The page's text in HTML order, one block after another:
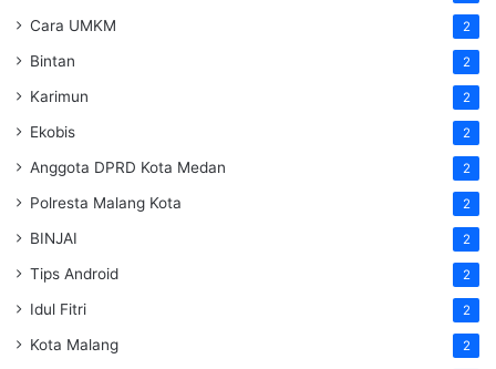
Cara UMKM 2
Bintan 2
Karimun 2
Ekobis 2
Anggota DPRD Kota Medan 2
Polresta Malang Kota 2
BINJAI 2
Tips Android 2
Idul Fitri 2
Kota Malang 2